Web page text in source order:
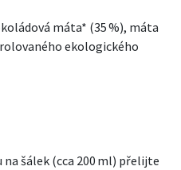
máta* (35 %), máta
ekologického
na šálek (cca 200 ml) přelijte